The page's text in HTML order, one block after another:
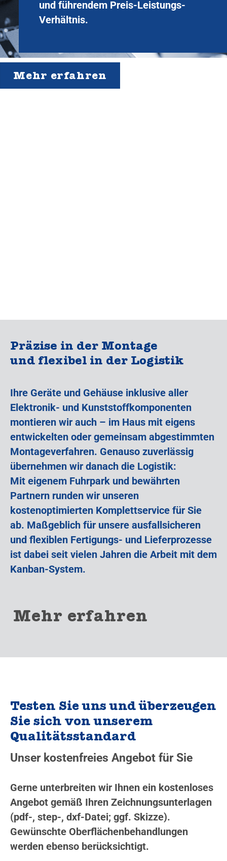
und führendem Preis-Leistungs-
Verhältnis.
Mehr erfahren
Testen Sie uns und überzeugen
Sie sich von unserem
Qualitätsstandard
Unser kostenfreies Angebot für Sie
Gerne unterbreiten wir Ihnen ein kostenloses
Angebot gemäß Ihren Zeichnungsunterlagen
(pdf-, step-, dxf-Datei; ggf. Skizze).
Gewünschte Oberflächenbehandlungen
werden ebenso berücksichtigt.
Präzise in der Montage
und flexibel in der Logistik
Ihre Geräte und Gehäuse inklusive aller
Elektronik- und Kunststoffkomponenten
montieren wir auch – im Haus mit eigens
entwickelten oder gemeinsam abgestimmten
Montageverfahren. Genauso zuverlässig
übernehmen wir danach die Logistik:
Mit eigenem Fuhrpark und bewährten
Partnern runden wir unseren
kostenoptimierten Komplettservice für Sie
ab. Maßgeblich für unsere ausfallsicheren
und flexiblen Fertigungs- und Lieferprozesse
ist dabei seit vielen Jahren die Arbeit mit dem
Kanban-System.
Mehr erfahren